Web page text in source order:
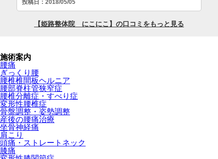
施術案内
腰痛
ぎっくり腰
腰椎椎間板ヘルニア
腰部脊柱管狭窄症
腰椎分離症・すべり症
変形性腰椎症
骨盤調整・姿勢調整
産後の腰痛治療
坐骨神経痛
肩こり
頭痛・ストレートネック
膝痛